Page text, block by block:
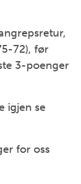
72), før
3-poenger
igjen se
for oss